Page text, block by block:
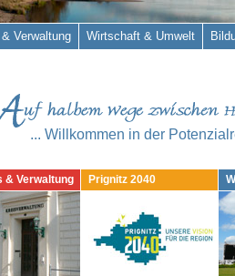
... Willkommen in der
& Verwaltung Prignitz 2040
Verwaltung Wirtschaft & Umwelt